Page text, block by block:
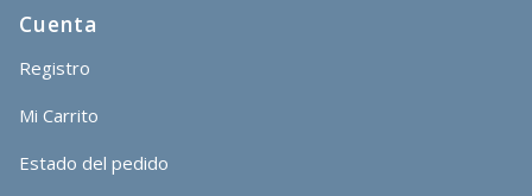
Cuenta
Registro
Mi Carrito
Estado del pedido